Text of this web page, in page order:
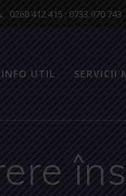
0268 412 415 ; 0733 970 743
INFO UTIL SERVICII